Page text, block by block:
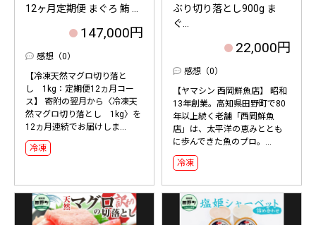
12ヶ月定期便 まぐろ 鮪 ...
147,000円
感想（0）
【冷凍天然マグロ切り落と
し 1kg：定期便12ヵ月コー
ス】 寄附の翌月から〈冷凍天
然マグロ切り落とし 1kg〉を
12ヵ月連続でお届けしま...
冷凍
ぶり切り落とし900g ま
ぐ...
22,000円
感想（0）
【ヤマシン 西岡鮮魚店】 昭和
13年創業。高知県田野町で80
年以上続く老舗「西岡鮮魚
店」は、太平洋の恵みととも
に歩んできた魚のプロ。...
冷凍